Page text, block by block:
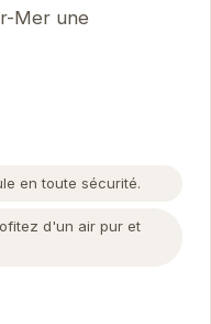
Mer une
en toute sécurité.
d'un air pur et